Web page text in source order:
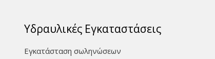
Υδραυλικές Εγκαταστάσεις
Εγκατάσταση σωληνώσεων